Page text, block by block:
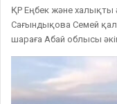
ҚР Еңбек және халықты
Сағындықова Семей
шараға Абай облысы